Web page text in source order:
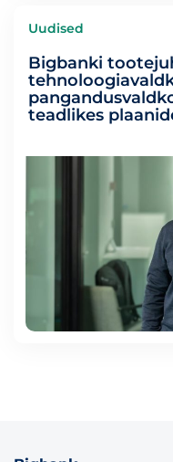
Uudised
Bigbanki
teadlikes